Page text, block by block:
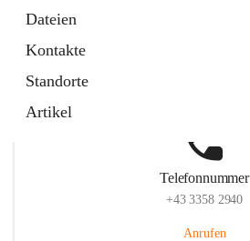
Dateien
Kontakte
Standorte
Artikel
Telefonnummer
+43 3358 2940
Anrufen